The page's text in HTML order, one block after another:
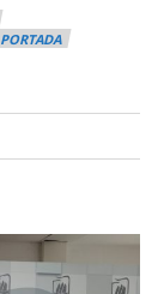
PORTADA